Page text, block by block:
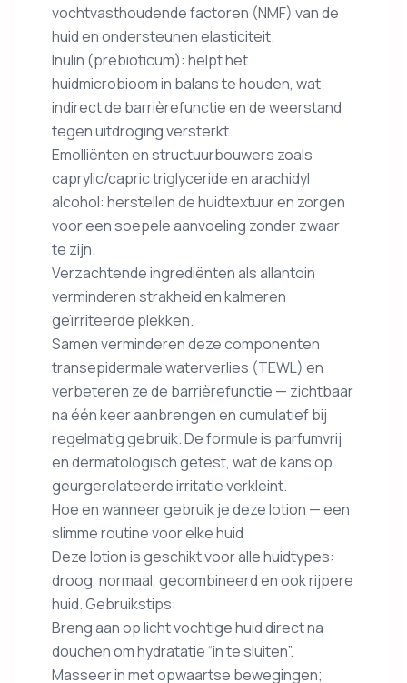
vochtvasthoudende factoren (NMF) van de
huid en ondersteunen elasticiteit.
Inulin (prebioticum): helpt het
huidmicrobioom in balans te houden, wat
indirect de barrièrefunctie en de weerstand
tegen uitdroging versterkt.
Emolliënten en structuurbouwers zoals
caprylic/capric triglyceride en arachidyl
alcohol: herstellen de huidtextuur en zorgen
voor een soepele aanvoeling zonder zwaar
te zijn.
Verzachtende ingrediënten als allantoin
verminderen strakheid en kalmeren
geïrriteerde plekken.
Samen verminderen deze componenten
transepidermale waterverlies (TEWL) en
verbeteren ze de barrièrefunctie — zichtbaar
na één keer aanbrengen en cumulatief bij
regelmatig gebruik. De formule is parfumvrij
en dermatologisch getest, wat de kans op
geurgerelateerde irritatie verkleint.
Hoe en wanneer gebruik je deze lotion — een
slimme routine voor elke huid
Deze lotion is geschikt voor alle huidtypes:
droog, normaal, gecombineerd en ook rijpere
huid. Gebruikstips:
Breng aan op licht vochtige huid direct na
douchen om hydratatie “in te sluiten”.
Masseer in met opwaartse bewegingen;